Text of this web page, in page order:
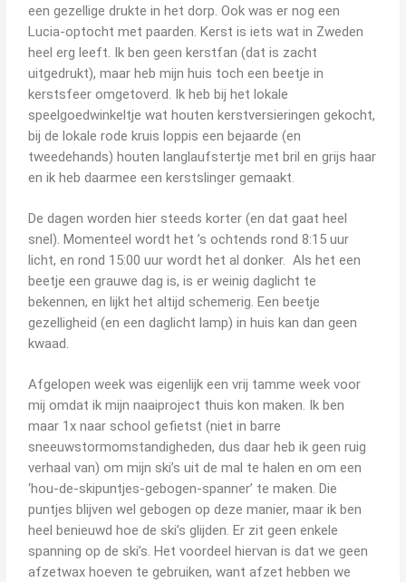
een gezellige drukte in het dorp. Ook was er nog een
Lucia-optocht met paarden. Kerst is iets wat in Zweden
heel erg leeft. Ik ben geen kerstfan (dat is zacht
uitgedrukt), maar heb mijn huis toch een beetje in
kerstsfeer omgetoverd. Ik heb bij het lokale
speelgoedwinkeltje wat houten kerstversieringen gekocht,
bij de lokale rode kruis loppis een bejaarde (en
tweedehands) houten langlaufstertje met bril en grijs haar
en ik heb daarmee een kerstslinger gemaakt.
De dagen worden hier steeds korter (en dat gaat heel
snel).Momenteel wordt het ’s ochtends rond 8:15 uur
licht, en rond 15:00 uur wordt het al donker. Als het een
beetje een grauwe dag is, is er weinig daglicht te
bekennen, en lijkt het altijd schemerig. Een beetje
gezelligheid (en een daglicht lamp) in huis kan dan geen
kwaad.
Afgelopen week was eigenlijk een vrij tamme week voor
mij omdat ik mijn naaiproject thuis kon maken. Ik ben
maar 1x naar school gefietst (niet in barre
sneeuwstormomstandigheden, dus daar heb ik geen ruig
verhaal van) om mijn ski’s uit de mal te halen en om een
‘hou-de-skipuntjes-gebogen-spanner’ te maken. Die
puntjes blijven wel gebogen op deze manier, maar ik ben
heel benieuwd hoe de ski’s glijden. Er zit geen enkele
spanning op de ski’s. Het voordeel hiervan is dat we geen
afzetwax hoeven te gebruiken, want afzet hebben we